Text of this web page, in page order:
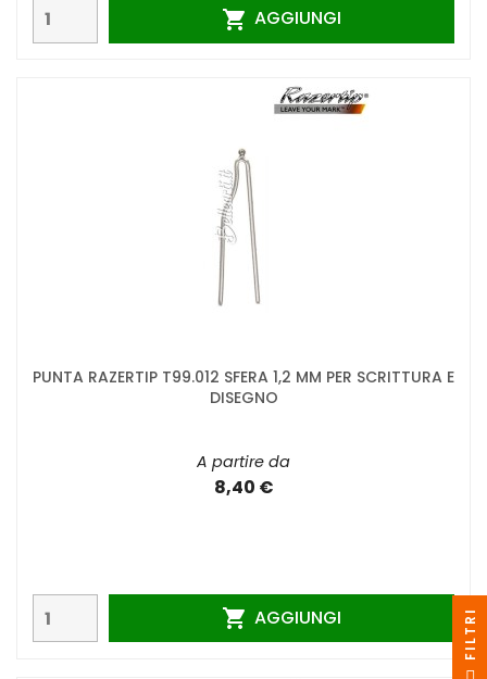
 AGGIUNGI
PUNTA RAZERTIP T99.012 SFERA 1,2 MM PER SCRITTURA E
DISEGNO
A partire da
8,40 €
 AGGIUNGI I